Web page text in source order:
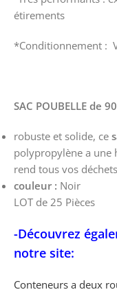
étirements
*Conditionnement :
SAC POUBELLE de
robuste et solide, ce
polypropylène a une
rend tous vos
couleur : Noir
LOT de 25 Pièces
-Découvrez
notre site:
Conteneurs a deux